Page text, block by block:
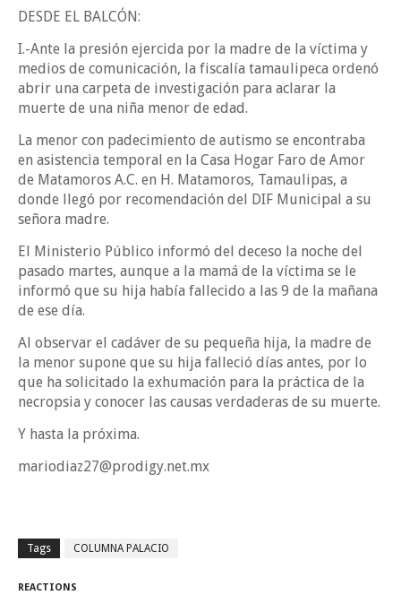
DESDE EL BALCÓN:
I.-Ante la presión ejercida por la madre de la víctima y
medios de comunicación, la fiscalía tamaulipeca ordenó
abrir una carpeta de investigación para aclarar la
muerte de una niña menor de edad.
La menor con padecimiento de autismo se encontraba
en asistencia temporal en la Casa Hogar Faro de Amor
de Matamoros A.C. en H. Matamoros, Tamaulipas, a
donde llegó por recomendación del DIF Municipal a su
señora madre.
El Ministerio Público informó del deceso la noche del
pasado martes, aunque a la mamá de la víctima se le
informó que su hija había fallecido a las 9 de la mañana
de ese día.
Al observar el cadáver de su pequeña hija, la madre de
la menor supone que su hija falleció días antes, por lo
que ha solicitado la exhumación para la práctica de la
necropsia y conocer las causas verdaderas de su muerte.
Y hasta la próxima.
mariodiaz27@prodigy.net.mx
Tags COLUMNA PALACIO
REACTIONS